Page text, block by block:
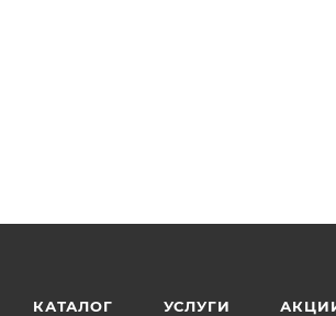
КАТАЛОГ УСЛУГИ